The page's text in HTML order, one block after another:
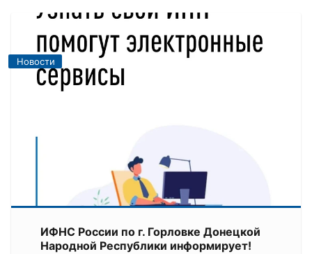
Новости
ИФНС России по г. Горловке Донецкой
Народной Республики информирует!